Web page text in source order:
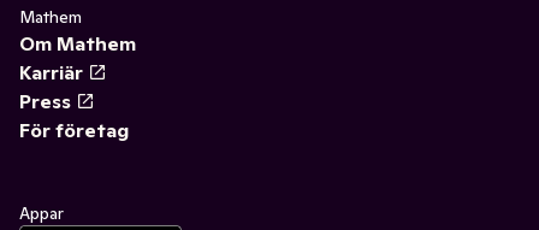
Mathem
Om Mathem
Karriär
Press
För företag
Appar